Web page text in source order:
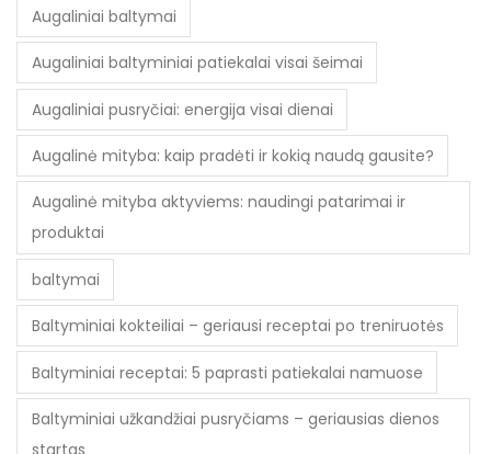
Augaliniai baltymai
Augaliniai baltyminiai patiekalai visai šeimai
Augaliniai pusryčiai: energija visai dienai
Augalinė mityba: kaip pradėti ir kokią naudą gausite?
Augalinė mityba aktyviems: naudingi patarimai ir
produktai
baltymai
Baltyminiai kokteiliai – geriausi receptai po treniruotės
Baltyminiai receptai: 5 paprasti patiekalai namuose
Baltyminiai užkandžiai pusryčiams – geriausias dienos